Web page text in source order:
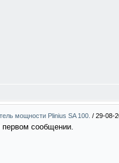
мощности Plinius SA 100. / 29-08-
первом сообщении.